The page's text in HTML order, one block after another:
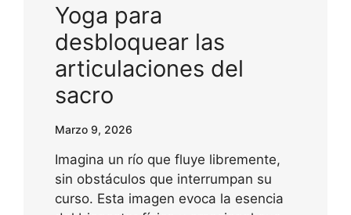
Yoga para
desbloquear las
articulaciones del
sacro
Marzo 9, 2026
Imagina un río que fluye libremente,
sin obstáculos que interrumpan su
curso. Esta imagen evoca la esencia